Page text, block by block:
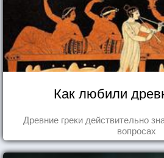
Как любили
Древние греки действительно
вопросах